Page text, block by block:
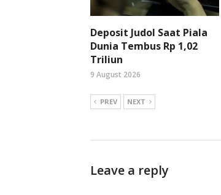
Deposit Judol Saat Piala
Dunia Tembus Rp 1,02
Triliun
9 August 2026
PREV NEXT
Leave a reply